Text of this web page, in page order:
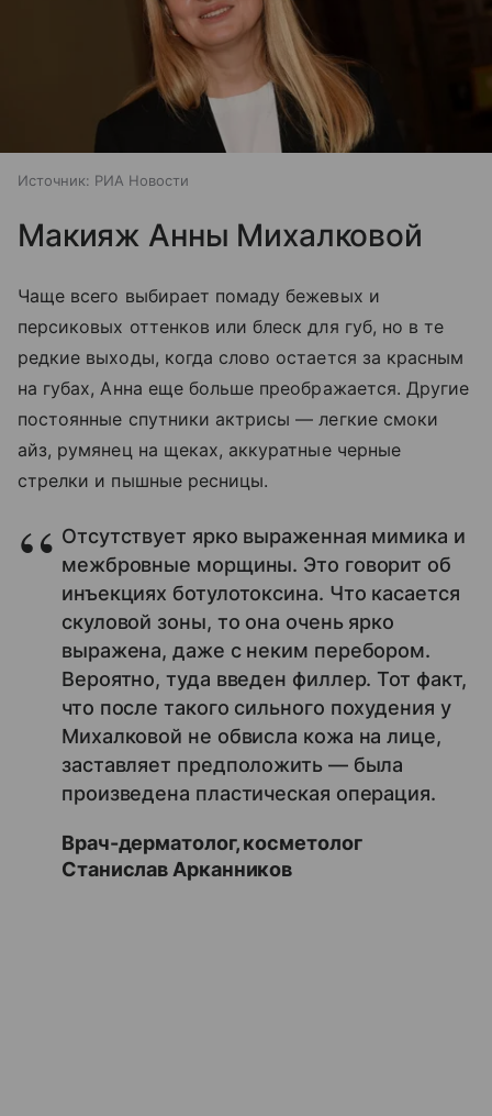
Источник: РИА Новости
Макияж Анны Михалковой
Чаще всего выбирает помаду бежевых и
персиковых оттенков или блеск для губ, но в те
редкие выходы, когда слово остается за красным
на губах, Анна еще больше преображается. Другие
постоянные спутники актрисы — легкие смоки
айз, румянец на щеках, аккуратные черные
стрелки и пышные ресницы.
Отсутствует ярко выраженная мимика и
межбровные морщины. Это говорит об
инъекциях ботулотоксина. Что касается
скуловой зоны, то она очень ярко
выражена, даже с неким перебором.
Вероятно, туда введен филлер. Тот факт,
что после такого сильного похудения у
Михалковой не обвисла кожа на лице,
заставляет предположить — была
произведена пластическая операция.
Врач-дерматолог, косметолог
Станислав Арканников